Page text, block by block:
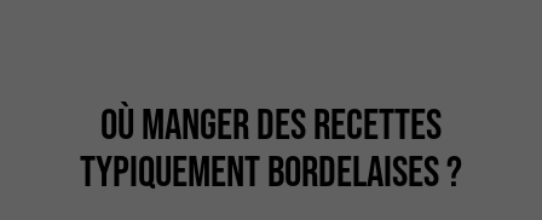
OÙ MANGER DES RECETTES
TYPIQUEMENT BORDELAISES ?